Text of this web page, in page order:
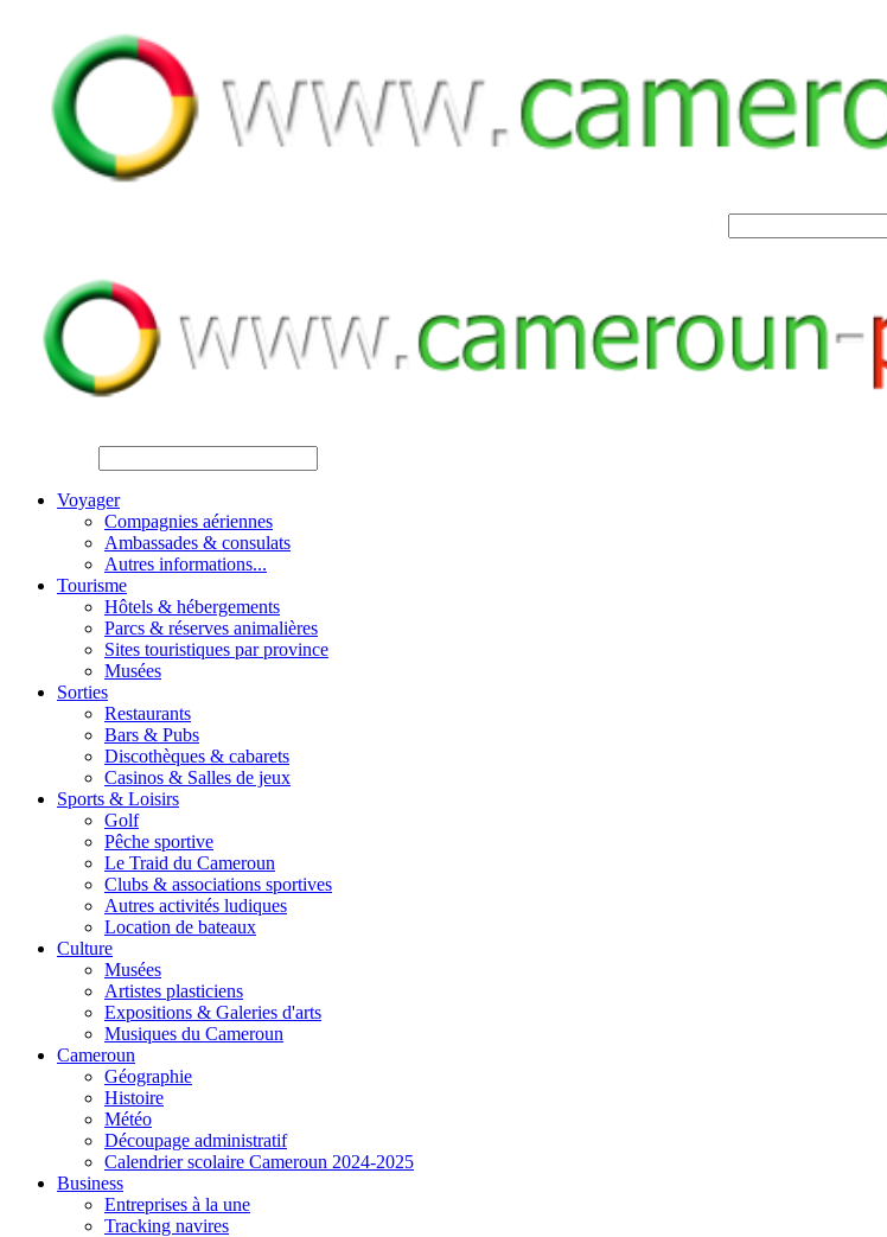
Voyager
Compagnies aériennes
Ambassades & consulats
Autres informations...
Tourisme
Hôtels & hébergements
Parcs & réserves animalières
Sites touristiques par province
Musées
Sorties
Restaurants
Bars & Pubs
Discothèques & cabarets
Casinos & Salles de jeux
Sports & Loisirs
Golf
Pêche sportive
Le Traid du Cameroun
Clubs & associations sportives
Autres activités ludiques
Location de bateaux
Culture
Musées
Artistes plasticiens
Expositions & Galeries d'arts
Musiques du Cameroun
Cameroun
Géographie
Histoire
Météo
Découpage administratif
Calendrier scolaire Cameroun 2024-2025
Business
Entreprises à la une
Tracking navires